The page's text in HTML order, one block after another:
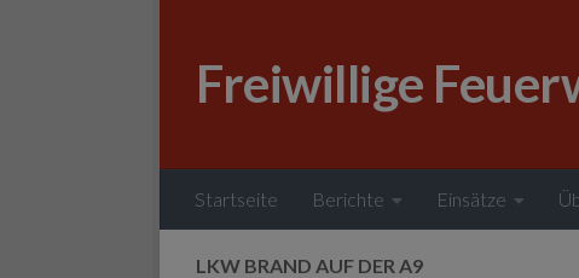
Freiwillige
Startseite Berichte Einsätze
LKW BRAND AUF DER A9